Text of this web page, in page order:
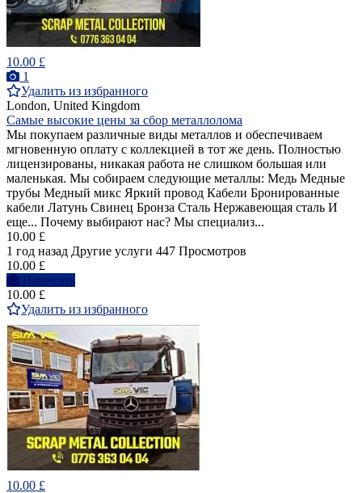
10.00 £
1
Удалить из избранного
London, United Kingdom
Самые высокие цены за сбор металлолома
Мы покупаем различные виды металлов и обеспечиваем
мгновенную оплату с коллекцией в тот же день. Полностью
лицензированы, никакая работа не слишком большая или
маленькая. Мы собираем следующие металлы: Медь Медные
трубы Медный микс Яркий провод Кабели Бронированные
кабели Латунь Свинец Бронза Сталь Нержавеющая сталь И
еще... Почему выбирают нас? Мы специализ...
10.00 £
1 год назад Другие услуги 447 Просмотров
10.00 £
Написать
10.00 £
Удалить из избранного
10.00 £